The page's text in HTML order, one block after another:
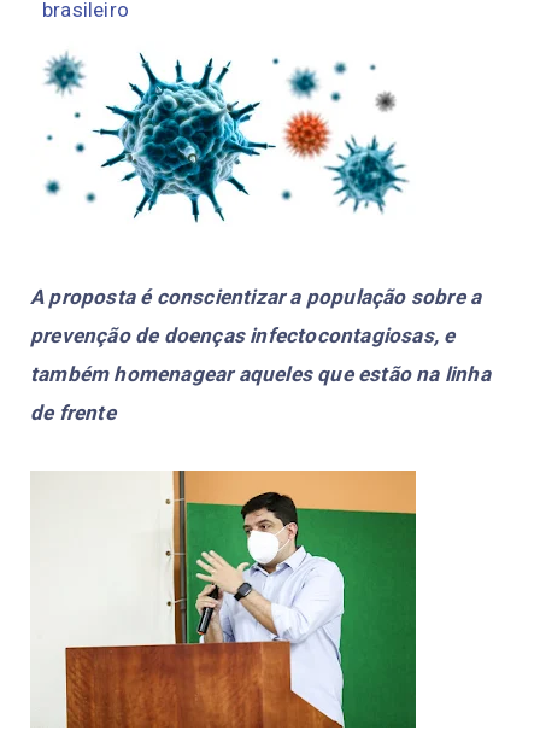
brasileiro
A proposta é conscientizar a população sobre a
prevenção de doenças infectocontagiosas, e
também homenagear aqueles que estão na linha
de frente